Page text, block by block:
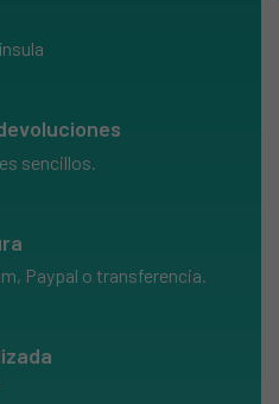
sencillos.
Paypal o transferencia.